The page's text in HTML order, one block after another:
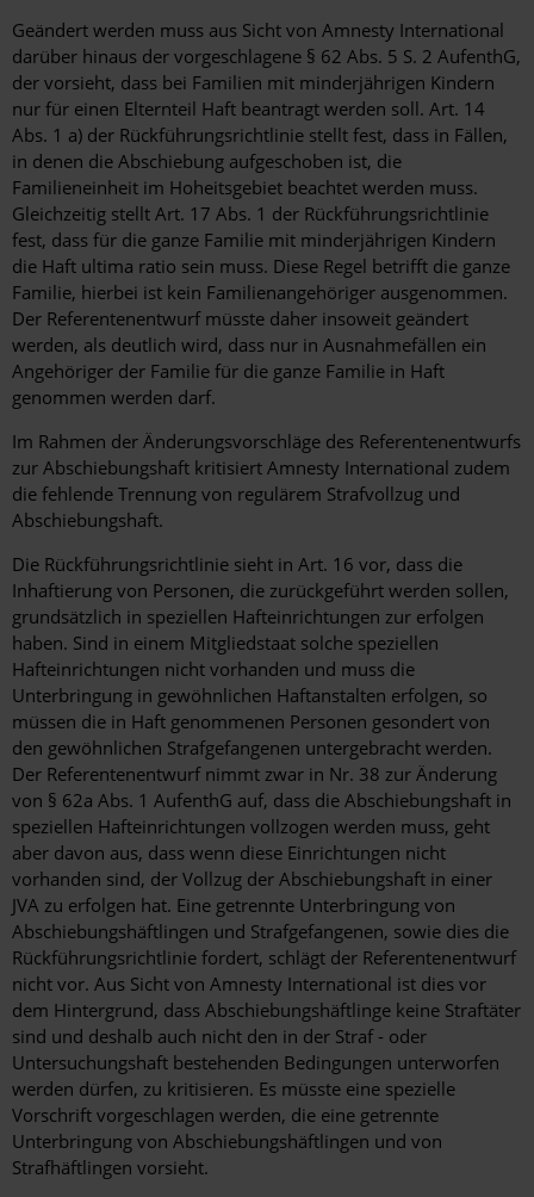
Geändert werden muss aus Sicht von Amnesty International
darüber hinaus der vorgeschlagene § 62 Abs. 5 S. 2 AufenthG,
der vorsieht, dass bei Familien mit minderjährigen Kindern
nur für einen Elternteil Haft beantragt werden soll. Art. 14
Abs. 1 a) der Rückführungsrichtlinie stellt fest, dass in Fällen,
in denen die Abschiebung aufgeschoben ist, die
Familieneinheit im Hoheitsgebiet beachtet werden muss.
Gleichzeitig stellt Art. 17 Abs. 1 der Rückführungsrichtlinie
fest, dass für die ganze Familie mit minderjährigen Kindern
die Haft ultima ratio sein muss. Diese Regel betrifft die ganze
Familie, hierbei ist kein Familienangehöriger ausgenommen.
Der Referentenentwurf müsste daher insoweit geändert
werden, als deutlich wird, dass nur in Ausnahmefällen ein
Angehöriger der Familie für die ganze Familie in Haft
genommen werden darf.
Im Rahmen der Änderungsvorschläge des Referentenentwurfs
zur Abschiebungshaft kritisiert Amnesty International zudem
die fehlende Trennung von regulärem Strafvollzug und
Abschiebungshaft.
Die Rückführungsrichtlinie sieht in Art. 16 vor, dass die
Inhaftierung von Personen, die zurückgeführt werden sollen,
grundsätzlich in speziellen Hafteinrichtungen zur erfolgen
haben. Sind in einem Mitgliedstaat solche speziellen
Hafteinrichtungen nicht vorhanden und muss die
Unterbringung in gewöhnlichen Haftanstalten erfolgen, so
müssen die in Haft genommenen Personen gesondert von
den gewöhnlichen Strafgefangenen untergebracht werden.
Der Referentenentwurf nimmt zwar in Nr. 38 zur Änderung
von § 62a Abs. 1 AufenthG auf, dass die Abschiebungshaft in
speziellen Hafteinrichtungen vollzogen werden muss, geht
aber davon aus, dass wenn diese Einrichtungen nicht
vorhanden sind, der Vollzug der Abschiebungshaft in einer
JVA zu erfolgen hat. Eine getrennte Unterbringung von
Abschiebungshäftlingen und Strafgefangenen, sowie dies die
Rückführungsrichtlinie fordert, schlägt der Referentenentwurf
nicht vor. Aus Sicht von Amnesty International ist dies vor
dem Hintergrund, dass Abschiebungshäftlinge keine Straftäter
sind und deshalb auch nicht den in der Straf - oder
Untersuchungshaft bestehenden Bedingungen unterworfen
werden dürfen, zu kritisieren. Es müsste eine spezielle
Vorschrift vorgeschlagen werden, die eine getrennte
Unterbringung von Abschiebungshäftlingen und von
Strafhäftlingen vorsieht.